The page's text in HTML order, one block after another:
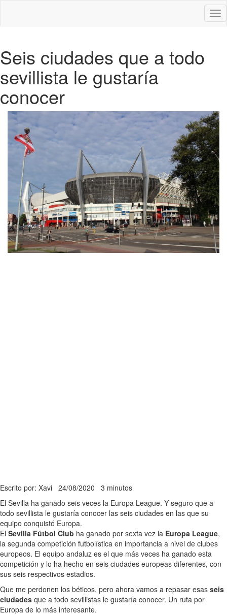
Seis ciudades que a todo
sevillista le gustaría
conocer
Escrito por: Xavi 24/08/2020 3 minutos
El Sevilla ha ganado seis veces la Europa League. Y seguro que a
todo sevillista le gustaría conocer las seis ciudades en las que su
equipo conquistó Europa.
El Sevilla Fútbol Club ha ganado por sexta vez la Europa League,
la segunda competición futbolística en importancia a nivel de clubes
europeos. El equipo andaluz es el que más veces ha ganado esta
competición y lo ha hecho en seis ciudades europeas diferentes, con
sus seis respectivos estadios.
Que me perdonen los béticos, pero ahora vamos a repasar esas seis
ciudades que a todo sevillistas le gustaría conocer. Un ruta por
Europa de lo más interesante.